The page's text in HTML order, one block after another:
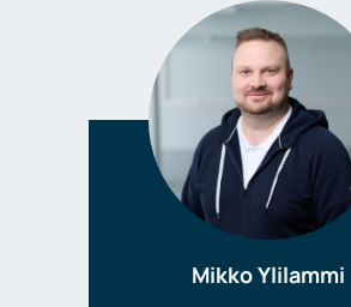
Mikko Ylilammi